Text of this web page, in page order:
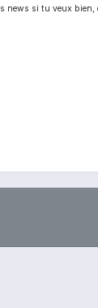
news si tu veux